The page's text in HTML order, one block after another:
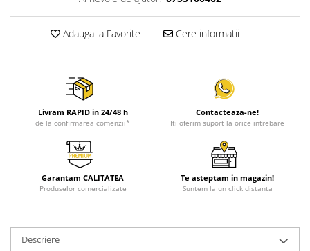
Adauga la Favorite Cere informatii
Livram RAPID in 24/48 h
de la confirmarea comenzii*
Contacteaza-ne!
Iti oferim suport la orice intrebare
Garantam CALITATEA
Produselor comercializate
Te asteptam in magazin!
Suntem la un click distanta
Descriere